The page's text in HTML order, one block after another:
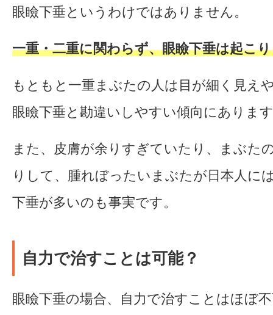
眼瞼下垂というわけではありません。
一重・二重に関わらず、眼瞼下垂は起こ
もともと一重まぶたの人は目が細く見え
眼瞼下垂と勘違いしやすい傾向にありま
また、皮膚が余りすぎていたり、まぶた
りして、腫れぼったいまぶたが日本人に
下垂が多いのも事実です。
自力で治すことは可能？
眼瞼下垂の場合、自力で治すことはほぼ